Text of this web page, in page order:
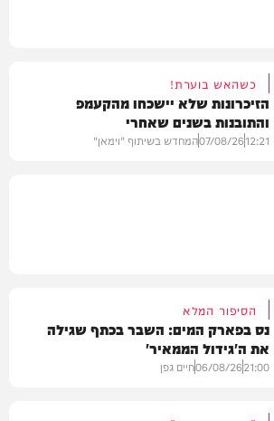
כשהאש בוערת!
הזיכרונות שלא יישכחו מהקעמפ
והתובנות בשנים שאחרי
12:21
07/08/26המחדש בשיתוף "וימאן"
הסיפור המלא
נס בפארק המים: השבר בכתף שגילה
את ה'גידול הממאיר'
21:00
06/08/26חיים גפן